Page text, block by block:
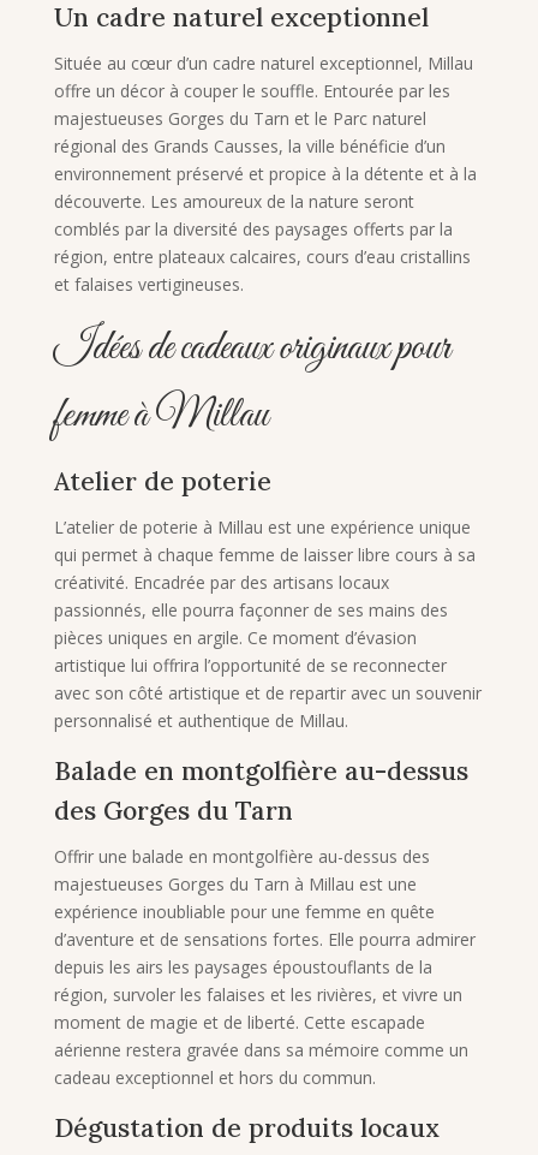
Un cadre naturel exceptionnel
Située au cœur d’un cadre naturel exceptionnel, Millau
offre un décor à couper le souffle. Entourée par les
majestueuses Gorges du Tarn et le Parc naturel
régional des Grands Causses, la ville bénéficie d’un
environnement préservé et propice à la détente et à la
découverte. Les amoureux de la nature seront
comblés par la diversité des paysages offerts par la
région, entre plateaux calcaires, cours d’eau cristallins
et falaises vertigineuses.
Idées de cadeaux originaux pour
femme à Millau
Atelier de poterie
L’atelier de poterie à Millau est une expérience unique
qui permet à chaque femme de laisser libre cours à sa
créativité. Encadrée par des artisans locaux
passionnés, elle pourra façonner de ses mains des
pièces uniques en argile. Ce moment d’évasion
artistique lui offrira l’opportunité de se reconnecter
avec son côté artistique et de repartir avec un souvenir
personnalisé et authentique de Millau.
Balade en montgolfière au-dessus
des Gorges du Tarn
Offrir une balade en montgolfière au-dessus des
majestueuses Gorges du Tarn à Millau est une
expérience inoubliable pour une femme en quête
d’aventure et de sensations fortes. Elle pourra admirer
depuis les airs les paysages époustouflants de la
région, survoler les falaises et les rivières, et vivre un
moment de magie et de liberté. Cette escapade
aérienne restera gravée dans sa mémoire comme un
cadeau exceptionnel et hors du commun.
Dégustation de produits locaux